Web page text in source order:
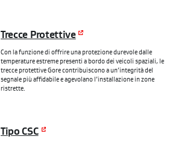
Trecce Protettive
Con la funzione di offrire una protezione durevole dalle
temperature estreme presenti a bordo dei veicoli spaziali, le
trecce protettive Gore contribuiscono a un’integrità del
segnale più affidabile e agevolano l’installazione in zone
ristrette.
Tipo CSC